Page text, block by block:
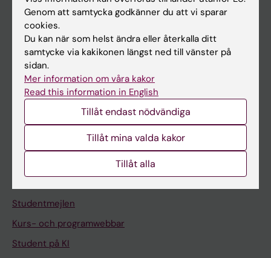
Om KI
På gång
Nyheter
Kalender
Student
Studentmejlen
Kurs- och programwebbar
Student på KI
Genom att samtycka godkänner du att vi sparar
cookies.
Du kan när som helst ändra eller återkalla ditt
samtycke via kakikonen längst ned till vänster på
sidan.
Mer information om våra kakor
Read this information in English
Tillåt endast nödvändiga
Tillåt mina valda kakor
Tillåt alla